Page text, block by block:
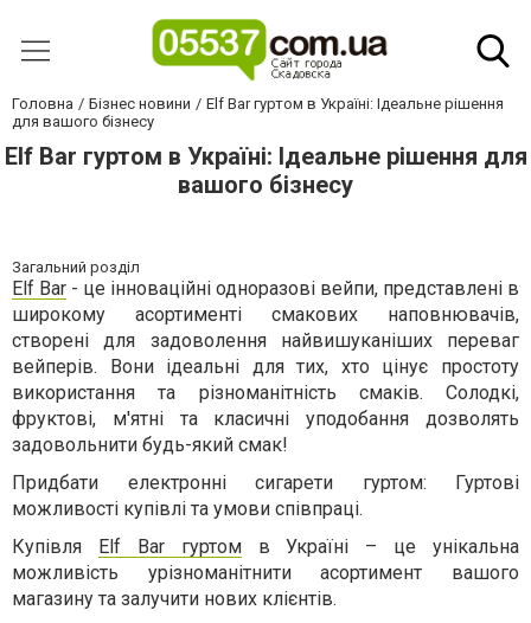
Головна Бізнес новини
Elf Bar гуртом в Україні: Ідеальне рішення
для вашого бізнесу
Elf Bar гуртом в Україні: Ідеальне рішення для
вашого бізнесу
Загальний розділ
Elf Bar - це інноваційні одноразові вейпи, представлені в
широкому асортименті смакових наповнювачів,
створені для задоволення найвишуканіших переваг
вейперів. Вони ідеальні для тих, хто цінує простоту
використання та різноманітність смаків. Солодкі,
фруктові, м'ятні та класичні уподобання дозволять
задовольнити будь-який смак!
Придбати електронні сигарети гуртом: Гуртові
можливості купівлі та умови співпраці.
Купівля Elf Bar гуртомв Україні – це унікальна
можливість урізноманітнити асортимент вашого
магазину та залучити нових клієнтів.